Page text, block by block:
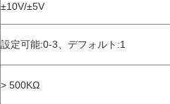
±10V/±5V
設定可能:0-3、デフォルト:1
> 500KΩ